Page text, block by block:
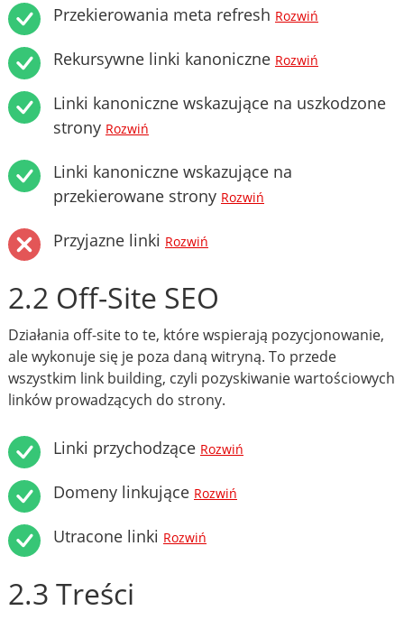
Przekierowania meta refresh Rozwiń
Rekursywne linki kanoniczne Rozwiń
Linki kanoniczne wskazujące na uszkodzone
strony Rozwiń
Linki kanoniczne wskazujące na
przekierowane strony Rozwiń
Przyjazne linki Rozwiń
2.2 Off-Site SEO
Działania off-site to te, które wspierają pozycjonowanie,
ale wykonuje się je poza daną witryną. To przede
wszystkim link building, czyli pozyskiwanie wartościowych
linków prowadzących do strony.
Linki przychodzące Rozwiń
Domeny linkujące Rozwiń
Utracone linki Rozwiń
2.3 Treści